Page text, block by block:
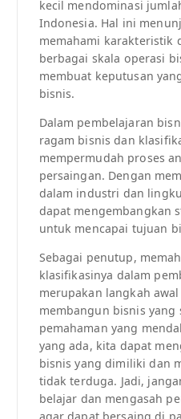
kecil mendominasi
Indonesia. Hal ini
memahami karakteristik
berbagai skala operasi
membuat keputusan
bisnis.
Dalam pembelajaran
ragam bisnis dan
mempermudah proses
persaingan. Dengan
dalam industri dan
dapat mengembangkan
untuk mencapai tujuan
Sebagai penutup,
klasifikasinya dalam
merupakan langkah
membangun bisnis yang
pemahaman yang
yang ada, kita dapat
bisnis yang dimiliki dan
tidak terduga. Jadi,
belajar dan mengasah